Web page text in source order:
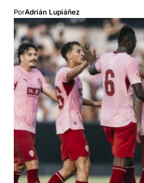
PorAdrián Lupiáñez